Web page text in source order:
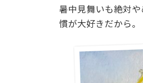
暑中見舞いも絶対
慣が大好きだから。